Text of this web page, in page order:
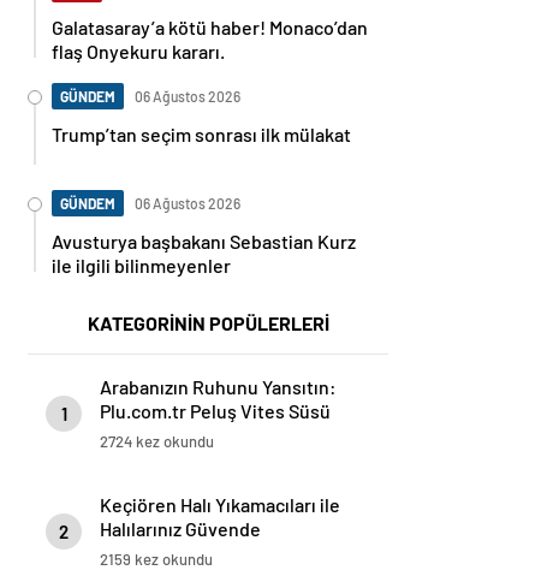
Galatasaray’a kötü haber! Monaco’dan
flaş Onyekuru kararı.
GÜNDEM 06 Ağustos 2026
Trump’tan seçim sonrası ilk mülakat
GÜNDEM 06 Ağustos 2026
Avusturya başbakanı Sebastian Kurz
ile ilgili bilinmeyenler
KATEGORİNİN POPÜLERLERİ
1
Arabanızın Ruhunu Yansıtın:
Plu.com.tr Peluş Vites Süsü
Modelleri
2724 kez okundu
2
Keçiören Halı Yıkamacıları ile
Halılarınız Güvende
2159 kez okundu